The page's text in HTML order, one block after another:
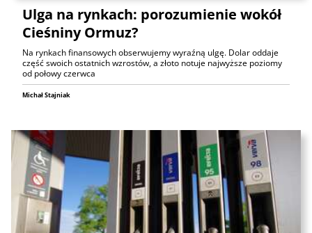
Ulga na rynkach: porozumienie wokół
Cieśniny Ormuz?
Na rynkach finansowych obserwujemy wyraźną ulgę. Dolar oddaje
część swoich ostatnich wzrostów, a złoto notuje najwyższe poziomy
od połowy czerwca
Michał Stajniak